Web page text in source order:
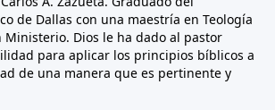
de Dallas con una maestría en Teología
Ministerio. Dios le ha dado al pastor
para aplicar los principios bíblicos a
de una manera que es pertinente y